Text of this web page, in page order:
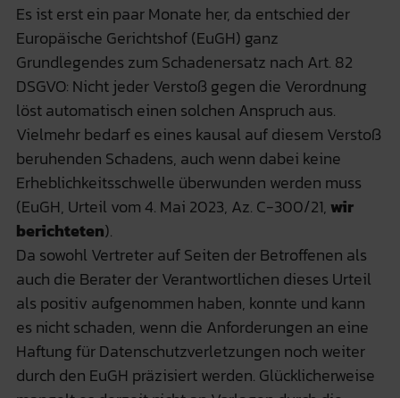
Es ist erst ein paar Monate her, da entschied der
Europäische Gerichtshof (EuGH) ganz
Grundlegendes zum Schadenersatz nach Art. 82
DSGVO: Nicht jeder Verstoß gegen die Verordnung
löst automatisch einen solchen Anspruch aus.
Vielmehr bedarf es eines kausal auf diesem Verstoß
beruhenden Schadens, auch wenn dabei keine
Erheblichkeitsschwelle überwunden werden muss
(EuGH, Urteil vom 4. Mai 2023, Az. C-300/21,wir
berichteten).
Da sowohl Vertreter auf Seiten der Betroffenen als
auch die Berater der Verantwortlichen dieses Urteil
als positiv aufgenommen haben, konnte und kann
es nicht schaden, wenn die Anforderungen an eine
Haftung für Datenschutzverletzungen noch weiter
durch den EuGH präzisiert werden. Glücklicherweise